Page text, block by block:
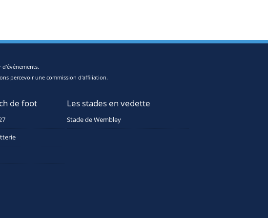
percevoir une commission d'affiliation.
de foot Les stades en vedette
Stade de Wembley